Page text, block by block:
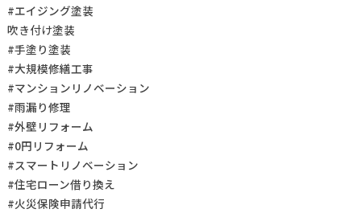
#エイジング塗装
吹き付け塗装
#手塗り塗装
#大規模修繕工事
#マンションリノベーション
#雨漏り修理
#外壁リフォーム
#0円リフォーム
#スマートリノベーション
#住宅ローン借り換え
#火災保険申請代行